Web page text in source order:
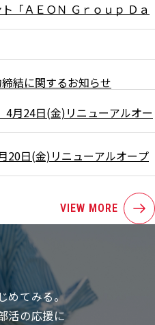
「ＡＥＯＮ Ｇｒｏｕｐ Ｄａ
結に関するお知らせ
4月24日(金)リニューアルオー
20日(金)リニューアルオープ
VIEW MORE
めてみる。
活の応援に